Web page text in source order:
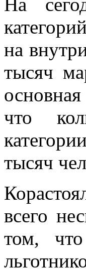
на
тысяч
что
тысяч
всего
том,